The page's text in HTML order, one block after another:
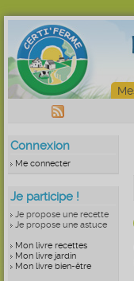
Connexion
Me connecter
Je participe !
Je propose une recette
Je propose une astuce
Mon livre recettes
Mon livre jardin
Mon livre bien-être